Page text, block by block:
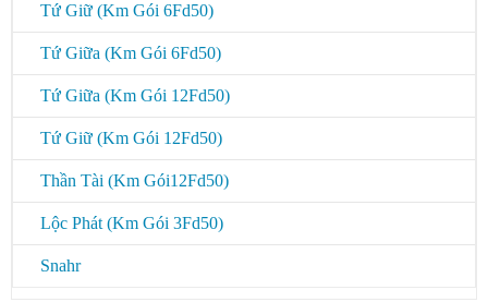
Tứ Giữ (Km Gói 6Fd50)
Tứ Giữa (Km Gói 6Fd50)
Tứ Giữa (Km Gói 12Fd50)
Tứ Giữ (Km Gói 12Fd50)
Thần Tài (Km Gói12Fd50)
Lộc Phát (Km Gói 3Fd50)
Snahr